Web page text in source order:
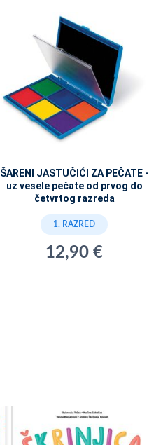
ŠARENI JASTUČIĆI ZA PEČATE -
uz vesele pečate od prvog do
četvrtog razreda
1. RAZRED
12,90 €